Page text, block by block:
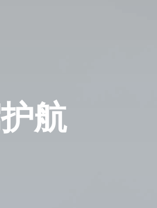
育品牌
航
育品牌
航